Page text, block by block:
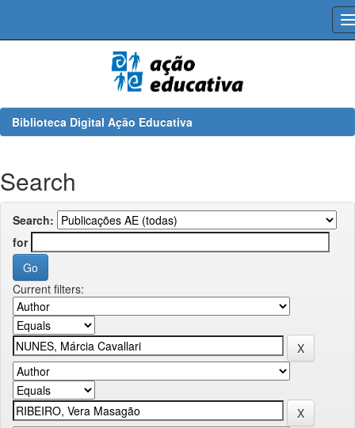
Biblioteca Digital Ação Educativa
Search
Search:
for
Current filters: